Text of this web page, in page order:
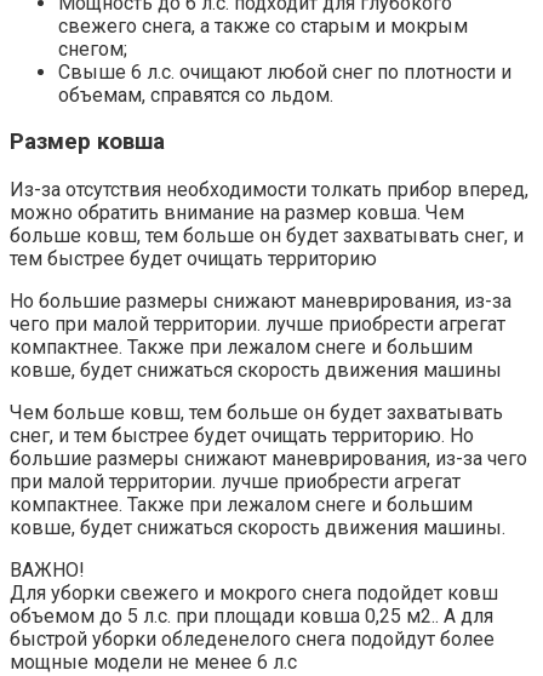
свежего снега, а также со старым и мокрым
снегом;
Свыше 6 л.с. очищают любой снег по плотности и
объемам, справятся со льдом.
Размер ковша
Из-за отсутствия необходимости толкать прибор вперед,
можно обратить внимание на размер ковша. Чем
больше ковш, тем больше он будет захватывать снег, и
тем быстрее будет очищать территорию
Но большие размеры снижают маневрирования, из-за
чего при малой территории. лучше приобрести агрегат
компактнее. Также при лежалом снеге и большим
ковше, будет снижаться скорость движения машины
Чем больше ковш, тем больше он будет захватывать
снег, и тем быстрее будет очищать территорию. Но
большие размеры снижают маневрирования, из-за чего
при малой территории. лучше приобрести агрегат
компактнее. Также при лежалом снеге и большим
ковше, будет снижаться скорость движения машины.
ВАЖНО!
Для уборки свежего и мокрого снега подойдет ковш
объемом до 5 л.с. при площади ковша 0,25 м2.. А для
быстрой уборки обледенелого снега подойдут более
мощные модели не менее 6 л.с